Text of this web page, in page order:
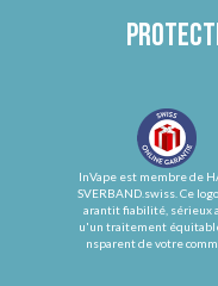
InVape est membre de
SVERBAND.swiss. Ce
arantit fiabilité, sérieux
u'un traitement
nsparent de votre